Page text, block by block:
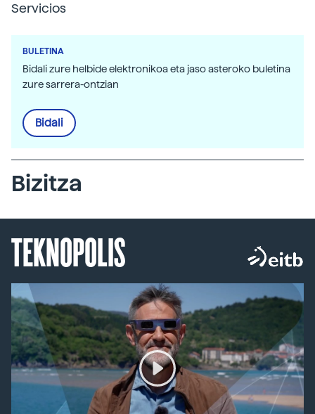
Servicios
BULETINA
Bidali zure helbide elektronikoa eta jaso asteroko buletina
zure sarrera-ontzian
Bidali
Bizitza
TEKNOPOLIS